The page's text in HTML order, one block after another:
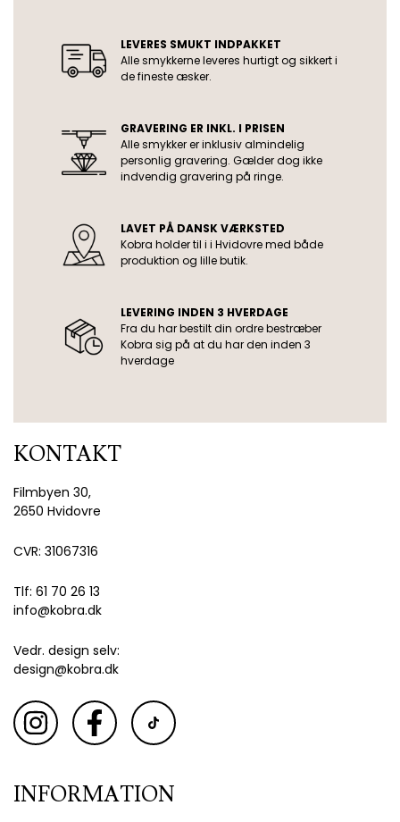
LEVERES SMUKT INDPAKKET
Alle smykkerne leveres hurtigt og sikkert i
de fineste æsker.
GRAVERING ER INKL. I PRISEN
Alle smykker er inklusiv almindelig
personlig gravering. Gælder dog ikke
indvendig gravering på ringe.
LAVET PÅ DANSK VÆRKSTED
Kobra holder til i i Hvidovre med både
produktion og lille butik.
LEVERING INDEN 3 HVERDAGE
Fra du har bestilt din ordre bestræber
Kobra sig på at du har den inden 3
hverdage
KONTAKT
Filmbyen 30,
2650 Hvidovre
CVR: 31067316
Tlf: 61 70 26 13
info@kobra.dk
Vedr. design selv:
design@kobra.dk
INFORMATION